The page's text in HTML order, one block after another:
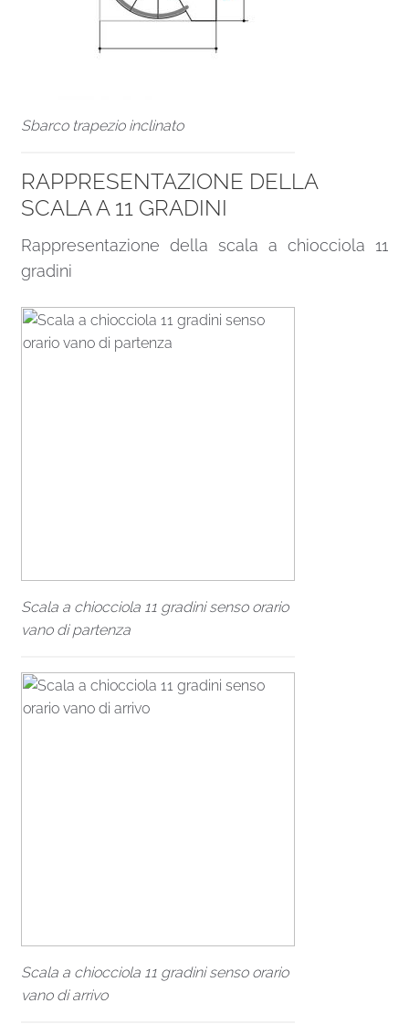
Sbarco trapezio inclinato
RAPPRESENTAZIONE DELLA
SCALA A 11 GRADINI
Rappresentazione della scala a chiocciola 11
gradini
Scala a chiocciola 11 gradini senso orario
vano di partenza
Scala a chiocciola 11 gradini senso orario
vano di arrivo